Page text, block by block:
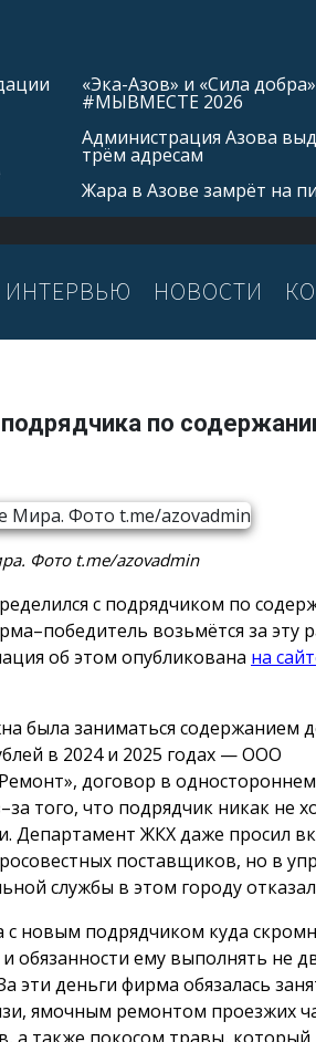
«Эка-Азов» и «Сила
#МЫВМЕСТЕ 2026
Администрация Азова
трём адресам
Жара в Азове замрёт на
ИНТЕРВЬЮ НОВОСТИ
по
Фото t.me/azovadmin
с подрядчиком по
возьмётся за эту
об этом опубликована на
была заниматься содержанием
в 2024 и 2025 годах — ООО
договор в
того, что подрядчик никак не
Департамент ЖКХ даже просил
поставщиков, но в
службы в этом городу
с новым подрядчиком куда
обязанности ему выполнять не
эти деньги фирма обязалась
ямочным ремонтом проезжих